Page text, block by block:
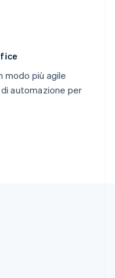
modo più agile
automazione per